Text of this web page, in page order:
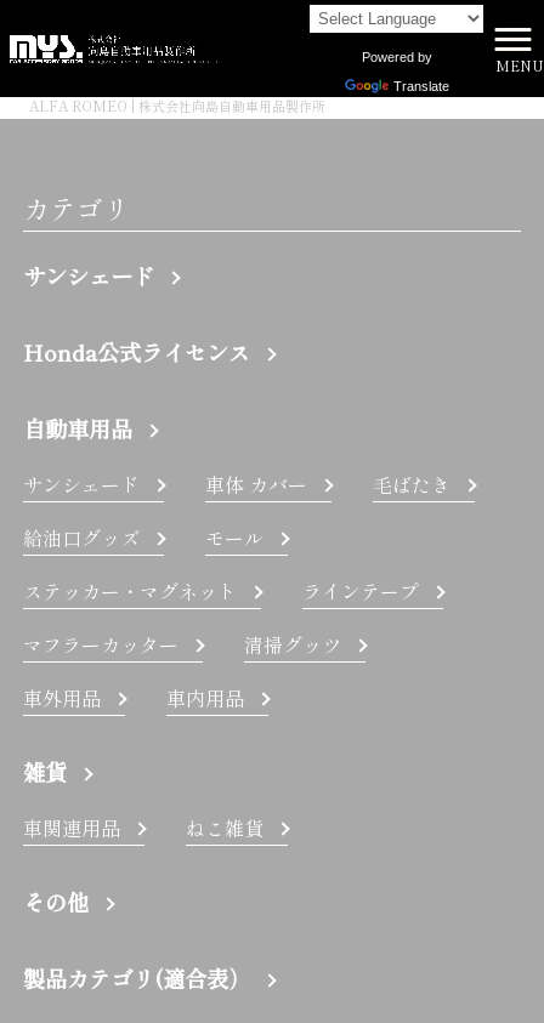
Powered by
Translate
MENU
ALFA ROMEO | 株式会社向島自動車用品製作所
カテゴリ
サンシェード
Honda公式ライセンス
自動車用品
サンシェード 車体 カバー
毛ばたき
給油口グッズ
モール
ステッカー・マグネット
ラインテープ
マフラーカッター
清掃グッツ
車外用品
車内用品
雑貨
車関連用品 ねこ雑貨
その他
製品カテゴリ(適合表）